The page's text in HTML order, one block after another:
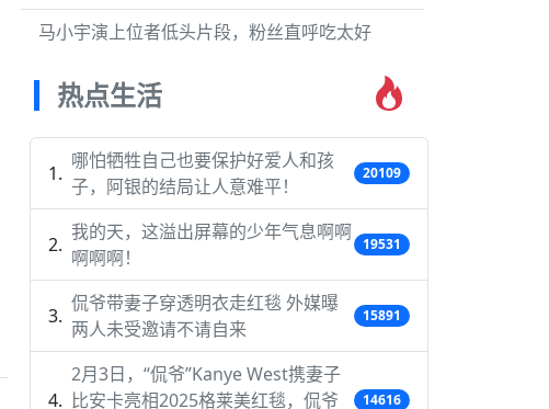
马小宇演上位者低头片段，粉丝直呼吃太好
热点生活
哪怕牺牲自己也要保护好爱人和孩
子，阿银的结局让人意难平！
20109
我的天，这溢出屏幕的少年气息啊啊
啊啊啊！
19531
侃爷带妻子穿透明衣走红毯 外媒曝
两人未受邀请不请自来
15891
2月3日，“侃爷”Kanye West携妻子
比安卡亮相2025格莱美红毯，侃爷
14616